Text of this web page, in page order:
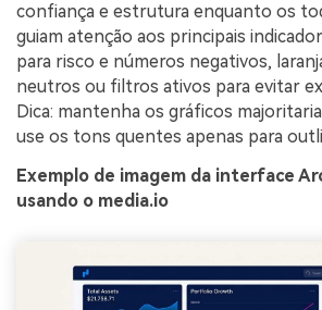
confiança e estrutura enquanto os
guiam atenção aos principais
para risco e números negativos,
neutros ou filtros ativos para evitar
Dica: mantenha os gráficos
use os tons quentes apenas para
Exemplo de imagem da interface
usando o media.io